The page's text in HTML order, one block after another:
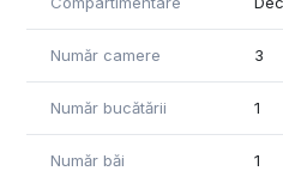
Număr camere 3
Număr bucătării 1
Număr băi 1